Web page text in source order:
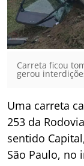
Carreta ficou
gerou
Uma carreta
253 da
sentido
São Paulo, no